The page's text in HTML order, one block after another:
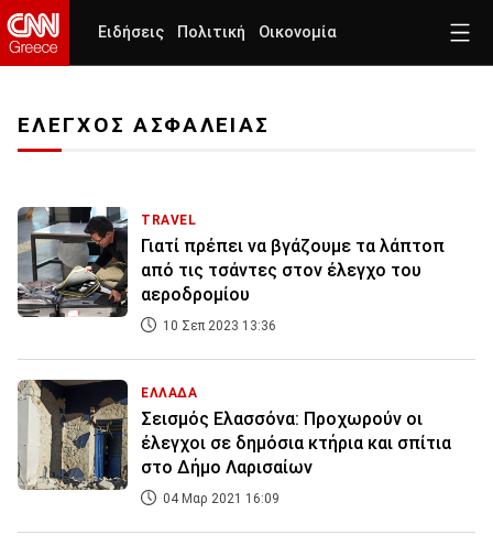
Ειδήσεις Πολιτική Οικονομία
ΕΛΕΓΧΟΣ ΑΣΦΑΛΕΙΑΣ
TRAVEL
Γιατί πρέπει να βγάζουμε τα λάπτοπ
από τις τσάντες στον έλεγχο του
αεροδρομίου
10 Σεπ 2023 13:36
ΕΛΛΑΔΑ
Σεισμός Ελασσόνα: Προχωρούν οι
έλεγχοι σε δημόσια κτήρια και σπίτια
στο Δήμο Λαρισαίων
04 Μαρ 2021 16:09